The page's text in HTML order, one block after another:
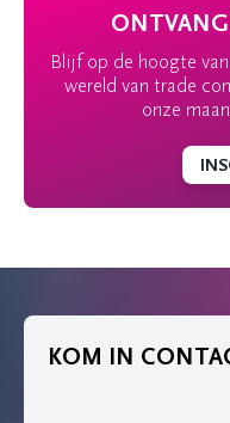
Blijf op de hoogte
wereld van trade
onze
KOM IN